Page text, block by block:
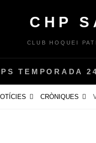
CHP
CLUB HOQUEI
TEMPORADA
CRÒNIQUES